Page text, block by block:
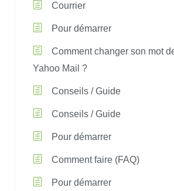
Courrier
Pour démarrer
Comment changer son mot
Yahoo Mail ?
Conseils / Guide
Conseils / Guide
Pour démarrer
Comment faire (FAQ)
Pour démarrer